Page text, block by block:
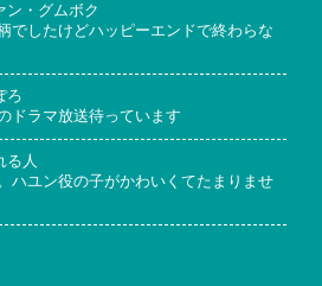
ン・グムボク
でしたけどハッピーエンドで終わらな
ろ
ドラマ放送待っています
る人
ハユン役の子がかわいくてたまりませ